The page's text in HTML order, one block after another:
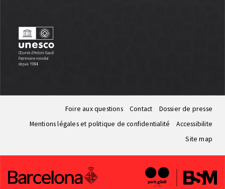
Foire aux questions Contact
Dossier de presse
Mentions légales et politique de confidentialité
Accessibilite
Site map